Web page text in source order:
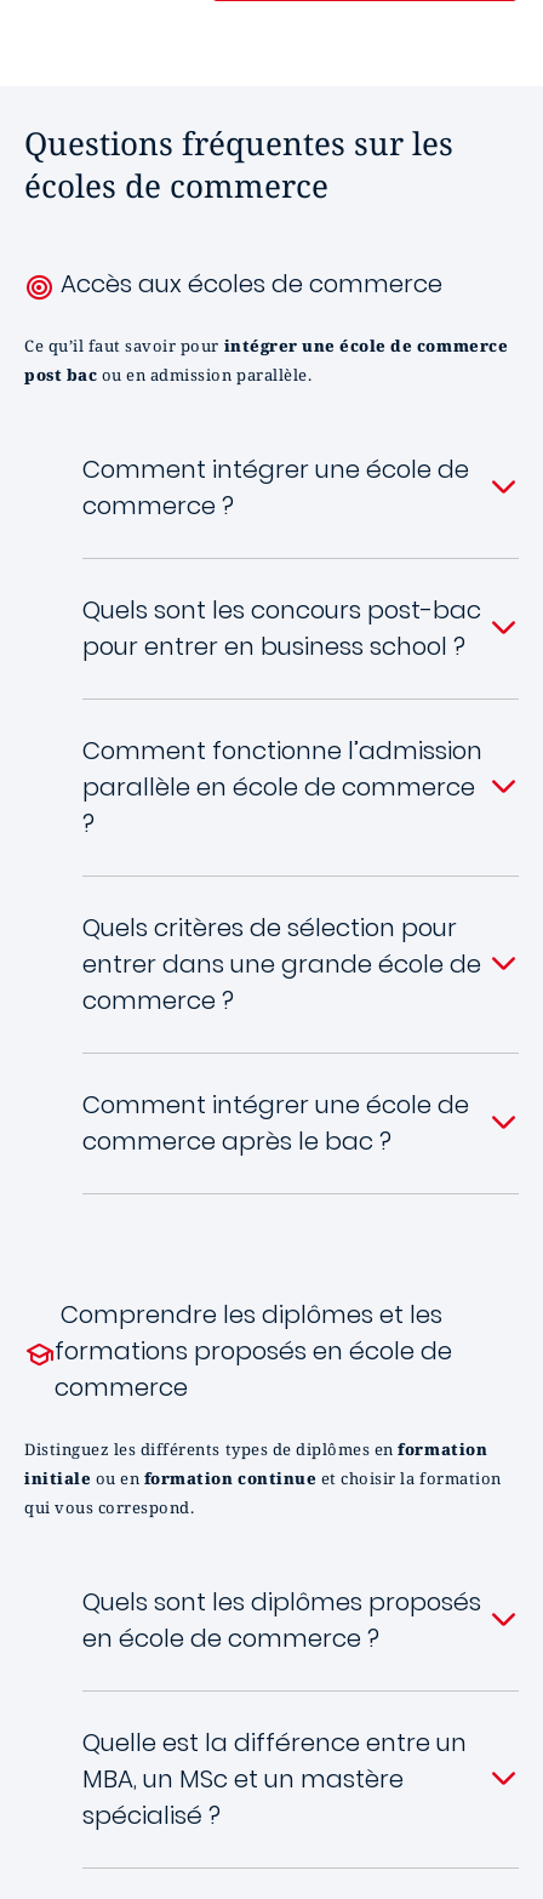
Questions fréquentes sur les
écoles de commerce
Accès aux écoles de commerce
Ce qu’il faut savoir pour intégrer une école de commerce
post bac ou en admission parallèle.
Comment intégrer une école de
commerce ?
Quels sont les concours post-bac
pour entrer en business school ?
Comment fonctionne l’admission
parallèle en école de commerce
?
Quels critères de sélection pour
entrer dans une grande école de
commerce ?
Comment intégrer une école de
commerce après le bac ?
Comprendre les diplômes et les
formations proposés en école de
commerce
Distinguez les différents types de diplômes enformation
initiale ou en formation continue et choisir la formation
qui vous correspond.
Quels sont les diplômes proposés
en école de commerce ?
Quelle est la différence entre un
MBA, un MSc et un mastère
spécialisé ?